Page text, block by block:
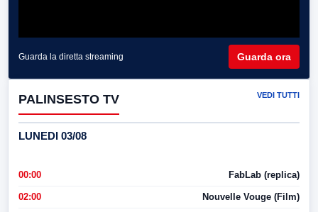
Guarda la diretta streaming Guarda ora
PALINSESTO TV VEDI TUTTI
LUNEDI 03/08
00:00 FabLab (replica)
02:00 Nouvelle Vouge (Film)